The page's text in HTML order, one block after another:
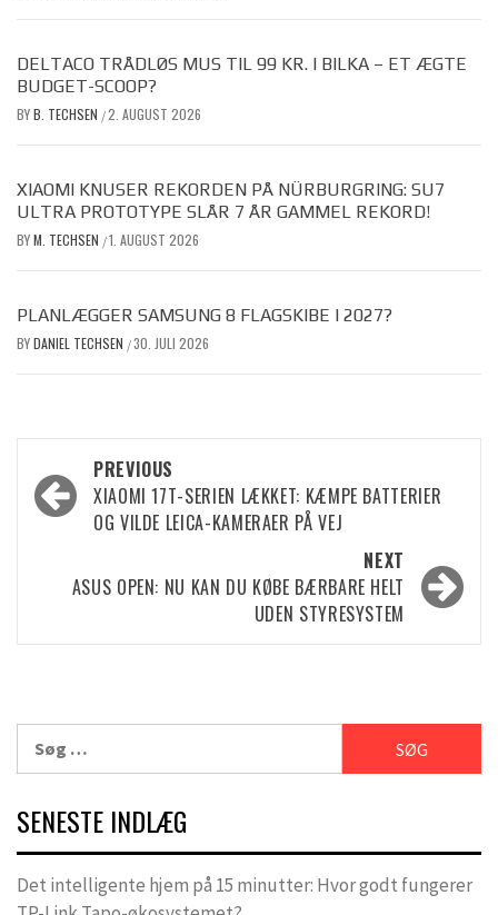
DELTACO TRÅDLØS MUS TIL 99 KR. I BILKA – ET ÆGTE
BUDGET-SCOOP?
BYB. TECHSEN /2. AUGUST 2026
XIAOMI KNUSER REKORDEN PÅ NÜRBURGRING: SU7
ULTRA PROTOTYPE SLÅR 7 ÅR GAMMEL REKORD!
BYM. TECHSEN /1. AUGUST 2026
PLANLÆGGER SAMSUNG 8 FLAGSKIBE I 2027?
BYDANIEL TECHSEN /30. JULI 2026
Post
navigation
PREVIOUS
XIAOMI 17T-SERIEN LÆKKET: KÆMPE BATTERIER
OG VILDE LEICA-KAMERAER PÅ VEJ
NEXT
ASUS OPEN: NU KAN DU KØBE BÆRBARE HELT
UDEN STYRESYSTEM
efter:
SENESTE INDLÆG
Det intelligente hjem på 15 minutter: Hvor godt fungerer